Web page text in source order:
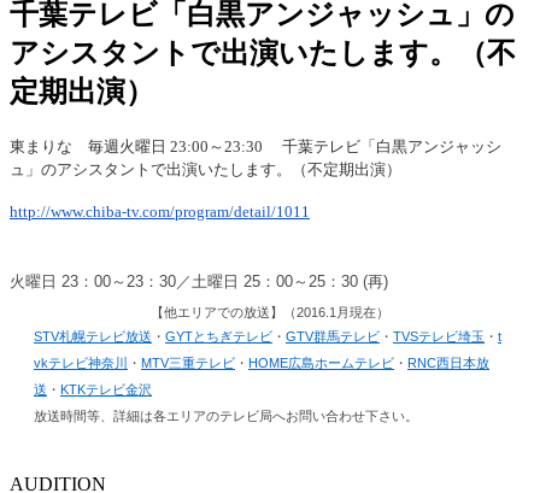
千葉テレビ「白黒アンジャッシュ」の
アシスタントで出演いたします。（不
定期出演）
東まりな 毎週火曜日 23:00～23:30 千葉テレビ「白黒アンジャッシ
ュ」のアシスタントで出演いたします。（不定期出演）
http://www.chiba-tv.com/program/detail/1011
火曜日 23：00～23：30／土曜日 25：00～25：30 (再)
【他エリアでの放送】（2016.1月現在）
STV札幌テレビ放送 ・ GYTとちぎテレビ ・ GTV群馬テレビ ・ TVSテレビ埼玉 ・ t
vkテレビ神奈川
・ MTV三重テレビ ・ HOME広島ホームテレビ ・ RNC西日本放
送 ・ KTKテレビ金沢
放送時間等、詳細は各エリアのテレビ局へお問い合わせ下さい。
AUDITION